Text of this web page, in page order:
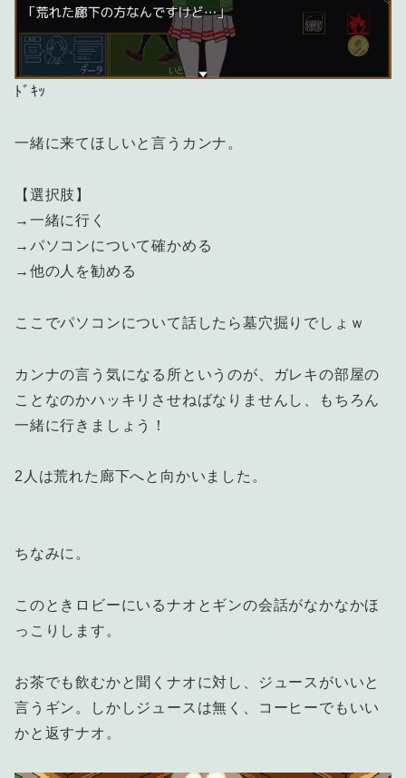
ﾄﾞｷｯ
一緒に来てほしいと言うカンナ。
【選択肢】
→一緒に行く
→パソコンについて確かめる
→他の人を勧める
ここでパソコンについて話したら墓穴掘りでしょｗ
カンナの言う気になる所というのが、ガレキの部屋の
ことなのかハッキリさせねばなりませんし、もちろん
一緒に行きましょう！
2人は荒れた廊下へと向かいました。
ちなみに。
このときロビーにいるナオとギンの会話がなかなかほ
っこりします。
お茶でも飲むかと聞くナオに対し、ジュースがいいと
言うギン。しかしジュースは無く、コーヒーでもいい
かと返すナオ。